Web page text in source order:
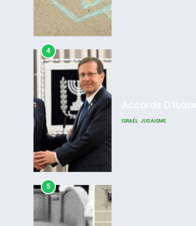
4
ISRAÉL JUDAISME
5